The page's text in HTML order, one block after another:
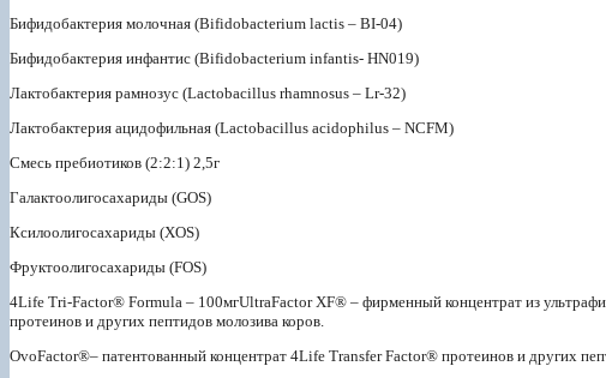
Бифидобактерия молочная (Bifidobacterium lactis – BI-04)
Бифидобактерия инфантис (Bifidobacterium infantis- HN019)
Лактобактерия рамнозус (Lactobacillus rhamnosus – Lr-32)
Лактобактерия ацидофильная (Lactobacillus acidophilus – NCFM)
Смесь пребиотиков (2:2:1) 2,5г
Галактоолигосахариды (GOS)
Ксилоолигосахариды (XOS)
Фруктоолигосахариды (FOS)
4Life Tri-Factor® Formula – 100мгUltraFactor XF® – фирменный концентрат из
протеинов и других пептидов молозива коров.
OvoFactor®– патентованный концентрат 4Life Transfer Factor® протеинов и других